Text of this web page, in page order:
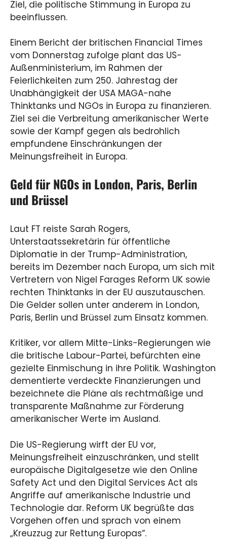
Ziel, die politische Stimmung in Europa zu
beeinflussen.
Einem Bericht der britischen Financial Times
vom Donnerstag zufolge plant das US-
Außenministerium, im Rahmen der
Feierlichkeiten zum 250. Jahrestag der
Unabhängigkeit der USA MAGA-nahe
Thinktanks und NGOs in Europa zu finanzieren.
Ziel sei die Verbreitung amerikanischer Werte
sowie der Kampf gegen als bedrohlich
empfundene Einschränkungen der
Meinungsfreiheit in Europa.
Geld für NGOs in London, Paris, Berlin
und Brüssel
Laut FT reiste Sarah Rogers,
Unterstaatssekretärin für öffentliche
Diplomatie in der Trump-Administration,
bereits im Dezember nach Europa, um sich mit
Vertretern von Nigel Farages Reform UK sowie
rechten Thinktanks in der EU auszutauschen.
Die Gelder sollen unter anderem in London,
Paris, Berlin und Brüssel zum Einsatz kommen.
Kritiker, vor allem Mitte-Links-Regierungen wie
die britische Labour-Partei, befürchten eine
gezielte Einmischung in ihre Politik. Washington
dementierte verdeckte Finanzierungen und
bezeichnete die Pläne als rechtmäßige und
transparente Maßnahme zur Förderung
amerikanischer Werte im Ausland.
Die US-Regierung wirft der EU vor,
Meinungsfreiheit einzuschränken, und stellt
europäische Digitalgesetze wie den Online
Safety Act und den Digital Services Act als
Angriffe auf amerikanische Industrie und
Technologie dar. Reform UK begrüßte das
Vorgehen offen und sprach von einem
„Kreuzzug zur Rettung Europas“.